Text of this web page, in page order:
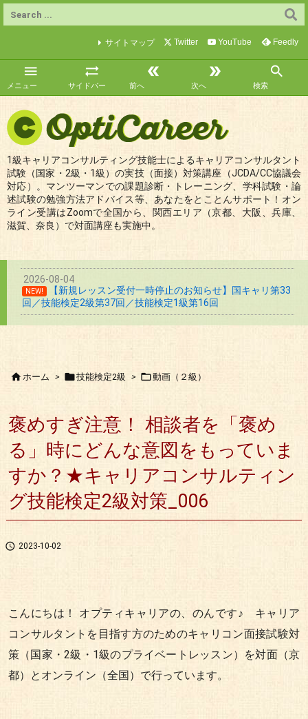

メニュー

サイドバー

前へ

次へ

検索
サイトマップ Twitter YouTube Feedly
1級キャリアコンサルティング技能士によるキャリアコンサルタント
試験（国家・2級・1級）の実技（面接）対策講座（JCDA/CC協議会
対応）。マンツーマンでの課題診断・トレーニング、学科試験・論
述試験の勉強方法アドバイス等、あなたをとことんサポート！オン
ライン受講はZoomで全国から、関西エリア（京都、大阪、兵庫、
滋賀、奈良）で対面講座も実施中。
2026-08-04
NEW!
【新規レッスン受付一時停止のお知らせ】国キャリ第33
回／技能検定2級第37回／技能検定1級第16回
ホーム > 技能検定2級 > 動画（２級）
褒めすぎ注意！ 相談者を「褒め
る」時にどんな意図をもっていま
すか？★キャリアコンサルティン
グ技能検定2級対策_006
 2023-10-02
こんにちは！ オプティキャリアの、のんです♪ キャリア
コンサルタントを目指す方のためのキャリコン面接試験対
策（国家・2級・1級のプライベートレッスン）を対面（京
都）とオンライン（全国）で行っています。